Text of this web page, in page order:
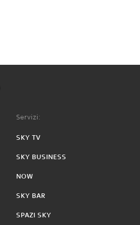
Servizi:
SKY TV
SKY BUSINESS
NOW
SKY BAR
SPAZI SKY